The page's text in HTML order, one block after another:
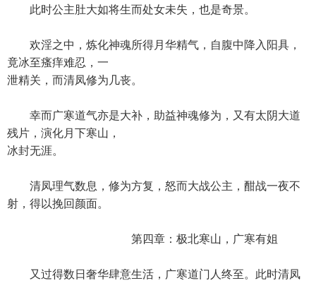
此时公主肚大如将生而处女未失，也是奇景。
欢淫之中，炼化神魂所得月华精气，自腹中降入阳具，
竟冰至瘙痒难忍，一
泄精关，而清凤修为几丧。
幸而广寒道气亦是大补，助益神魂修为，又有太阴大道
残片，演化月下寒山，
冰封无涯。
清凤理气数息，修为方复，怒而大战公主，酣战一夜不
射，得以挽回颜面。
第四章：极北寒山，广寒有姐
又过得数日奢华肆意生活，广寒道门人终至。此时清凤